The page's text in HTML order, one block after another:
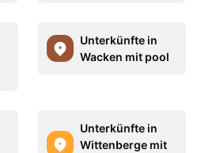
Unterkünfte in
Wacken mit pool
Unterkünfte in
Wittenberge mit